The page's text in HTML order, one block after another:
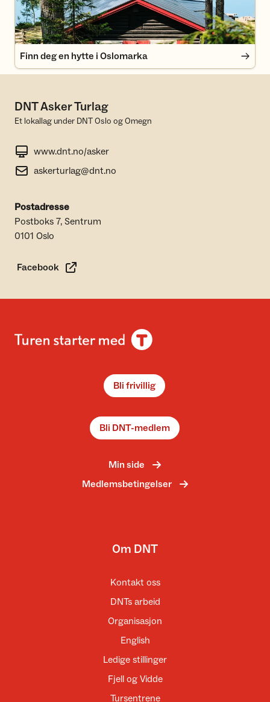
Finn deg en hytte i Oslomarka
DNT Asker Turlag
Et lokallag under DNT Oslo og Omegn
www.dnt.no/asker
askerturlag@dnt.no
Postadresse
Postboks 7, Sentrum
0101 Oslo
Facebook
Bli frivillig
Bli DNT-medlem
Min side
Medlemsbetingelser
Om DNT
Kontakt oss
DNTs arbeid
Organisasjon
English
Ledige stillinger
Fjell og Vidde
Tursentrene